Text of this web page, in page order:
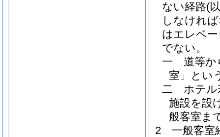
ない経路(
しなけれ
はエレベ
でない。
一
道等か
室」とい
二
ホテル
施設を設
般客室ま
2
一般客室